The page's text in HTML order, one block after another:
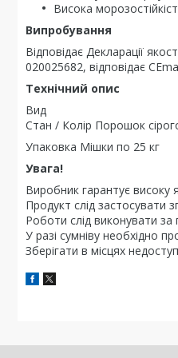
Висока
Випробування
Відповідає Декларації
020025682, відповідає
Технічний опис
Вид
Стан / Колір Порошок
Упаковка Мішки по 25 кг
Увага!
Виробник гарантує високу
Продукт слід застосувати
Роботи слід виконувати за
У разі сумніву необхідно
Зберігати в місцях